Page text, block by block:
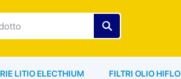
LITIO ELECTHIUM FILTRI OLIO HIFLO